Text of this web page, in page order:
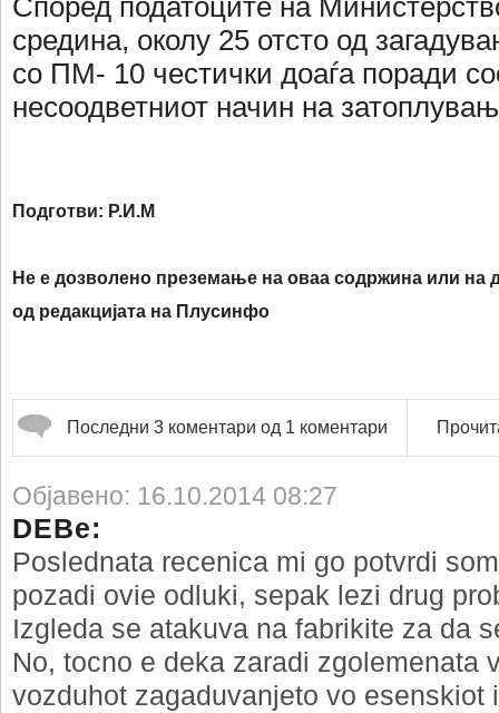
Според податоците на
средина, околу 25 отсто од
со ПМ- 10 честички доаѓа поради
несоодветниот начин на
Подготви: Р.И.М
Не е дозволено преземање на оваа содржина или на
од редакцијата на Плусинфо
Последни 3 коментари од 1 коментари
Објавено: 16.10.2014 08:27
DEBe:
Poslednata recenica mi go potvrdi
pozadi ovie odluki, sepak lezi drug
Izgleda se atakuva na fabrikite za da
No, tocno e deka zaradi zgolemenata
vozduhot zagaduvanjeto vo esenskiot